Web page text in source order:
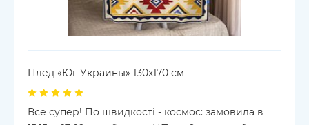
Плед «Юг Украины» 130х170 см
Все супер! По швидкості - космос: замовила в